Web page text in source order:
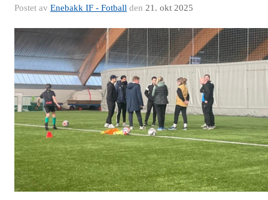
Postet av Enebakk IF - Fotball den 21. okt 2025